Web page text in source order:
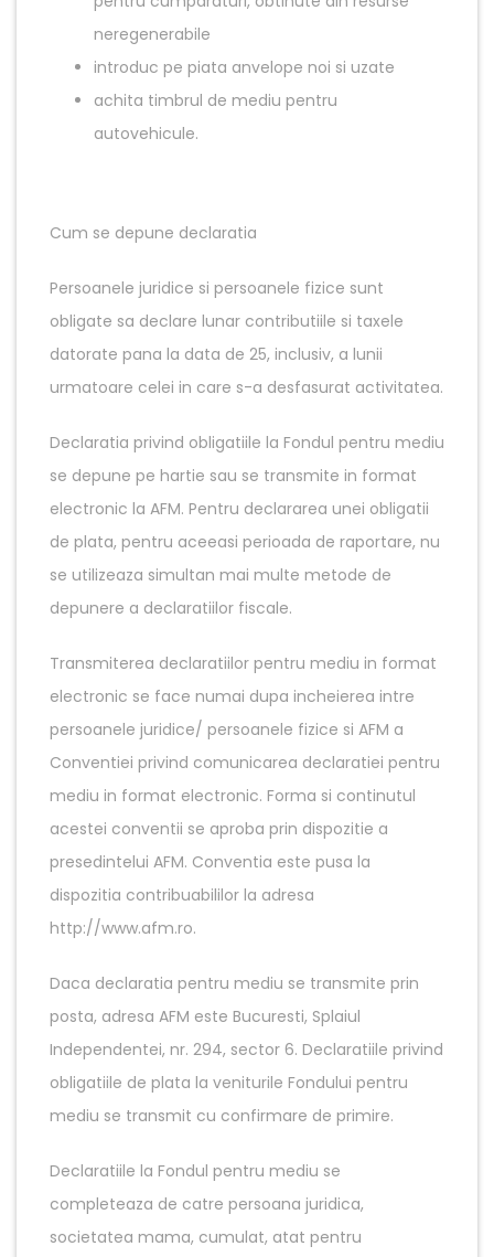
neregenerabile
introduc pe piata anvelope noi si uzate
achita timbrul de mediu pentru
autovehicule.
Cum se depune declaratia
Persoanele juridice si persoanele fizice sunt
obligate sa declare lunar contributiile si taxele
datorate pana la data de 25, inclusiv, a lunii
urmatoare celei in care s-a desfasurat activitatea.
Declaratia privind obligatiile la Fondul pentru mediu
se depune pe hartie sau se transmite in format
electronic la AFM. Pentru declararea unei obligatii
de plata, pentru aceeasi perioada de raportare, nu
se utilizeaza simultan mai multe metode de
depunere a declaratiilor fiscale.
Transmiterea declaratiilor pentru mediu in format
electronic se face numai dupa incheierea intre
persoanele juridice/ persoanele fizice si AFM a
Conventiei privind comunicarea declaratiei pentru
mediu in format electronic. Forma si continutul
acestei conventii se aproba prin dispozitie a
presedintelui AFM. Conventia este pusa la
dispozitia contribuabililor la adresa
http://www.afm.ro.
Daca declaratia pentru mediu se transmite prin
posta, adresa AFM este Bucuresti, Splaiul
Independentei, nr. 294, sector 6. Declaratiile privind
obligatiile de plata la veniturile Fondului pentru
mediu se transmit cu confirmare de primire.
Declaratiile la Fondul pentru mediu se
completeaza de catre persoana juridica,
societatea mama, cumulat, atat pentru